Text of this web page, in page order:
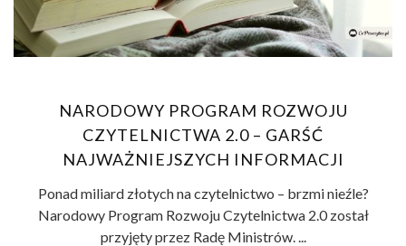
NARODOWY PROGRAM ROZWOJU
CZYTELNICTWA 2.0 – GARŚĆ
NAJWAŻNIEJSZYCH INFORMACJI
Ponad miliard złotych na czytelnictwo – brzmi nieźle?
Narodowy Program Rozwoju Czytelnictwa 2.0 został
przyjęty przez Radę Ministrów. ...